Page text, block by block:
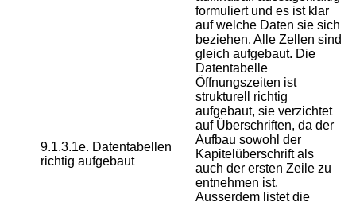
9.1.3.1e. Datentabellen
richtig aufgebaut
formuliert und es ist klar
auf welche Daten sie sich
beziehen. Alle Zellen sind
gleich aufgebaut. Die
Datentabelle
Öffnungszeiten ist
strukturell richtig
aufgebaut, sie verzichtet
auf Überschriften, da der
Aufbau sowohl der
Kapitelüberschrift als
auch der ersten Zeile zu
entnehmen ist.
Ausserdem listet die